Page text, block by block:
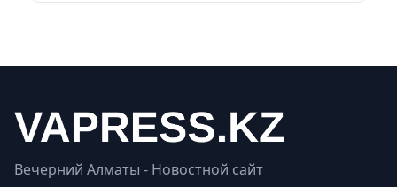
Вечерний Алматы - Новостной сайт